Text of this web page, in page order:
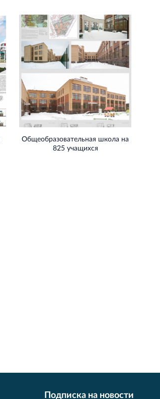
Общеобразовательная школа на
825 учащихся
Подписка на новости